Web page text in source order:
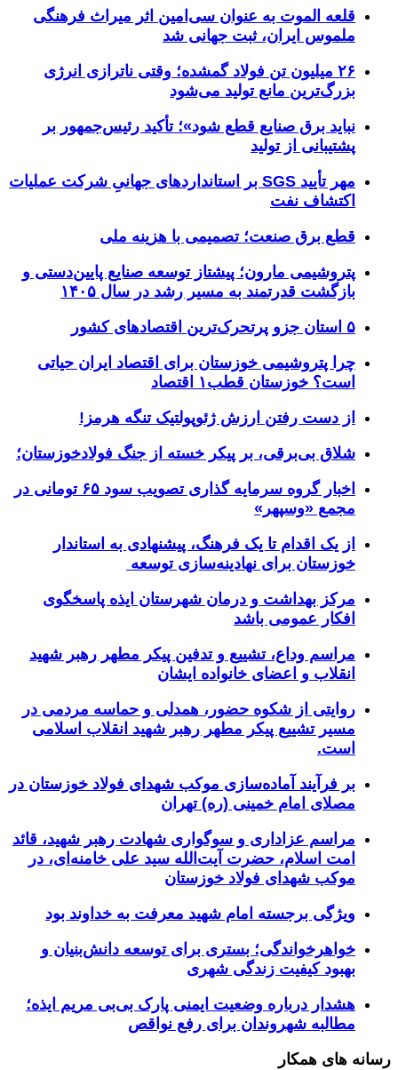
قلعه الموت به عنوان سی‌امین اثر میراث‌ فرهنگی
ملموس ایران، ثبت جهانی شد
۲۶ میلیون تن فولاد گمشده؛ وقتی ناترازی انرژی
بزرگ‌ترین مانع تولید می‌شود
نباید برق صنایع قطع شود»؛ تأکید رئیس‌جمهور بر
پشتیبانی از تولید
مهر تأیید SGS بر استانداردهای جهانیِ شرکت عملیات
اکتشاف نفت
قطع برق صنعت؛ تصمیمی با هزینه ملی
پتروشیمی مارون؛ پیشتاز توسعه صنایع پایین‌دستی و
بازگشت قدرتمند به مسیر رشد در سال ۱۴۰۵
۵ استان جزو پرتحرک‌ترین اقتصاد‌های کشور
چرا پتروشیمی خوزستان برای اقتصاد ایران حیاتی
است؟ خوزستان قطب۱ اقتصاد
از دست رفتن ارزش ژئوپولتیک تنگه هرمز!
شلاق‌ بی‌برقی، بر پیکر خسته‌ از جنگ فولادخوزستان؛
اخبار گروه سرمایه گذاری تصویب سود ۶۵ تومانی در
مجمع «وسپهر»
از یک اقدام تا یک فرهنگ، پیشنهادی به استاندار
خوزستان برای نهادینه‌سازی توسعه
مرکز بهداشت و درمان شهرستان ایذه پاسخگوی
افکار عمومی باشد
مراسم وداع، تشییع و تدفین پیکر مطهر رهبر شهید
انقلاب و اعضای خانواده ایشان
روایتی از شکوه حضور، همدلی و حماسه مردمی در
مسیر تشییع پیکر مطهر رهبر شهید انقلاب اسلامی
است.
بر فرآیند آماده‌سازی موکب شهدای فولاد خوزستان در
مصلای امام خمینی (ره) تهران
مراسم عزاداری و سوگواری شهادت رهبر شهید، قائد
امت اسلام، حضرت آیت‌الله سید علی خامنه‌ای، در
موکب شهدای فولاد خوزستان
ویژگی برجسته امام شهید معرفت به خداوند بود
خواهرخواندگی؛ بستری برای توسعه دانش‌بنیان و
بهبود کیفیت زندگی شهری
هشدار درباره وضعیت ایمنی پارک بی‌بی مریم ایذه؛
مطالبه شهروندان برای رفع نواقص
رسانه های همکار